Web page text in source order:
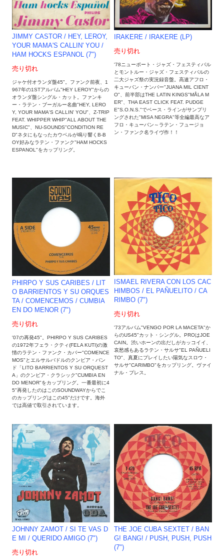
JIMMY CASTOR / HEY, LEROY,
YOUR MAMA'S CALLIN' YOU /
HAM HOCKS ESPANOL (7")
売り切れ
ジャケ付オランダ盤45"。ファンク前夜、1
967年の1STアルバム"HEY LEROY"からの
オランダ盤シングル・カット。ファンキ
ー・ラテン・ブーガルー名曲"HEY, LERO
Y, YOUR MAMA'S CALLIN' YOU"、Z-TRIP
FEAT. WHIPPER WHIP"ALL ABOUT THE
MUSIC"、NU-SOUNDS"CONDITION RE
D"ネタにもなったカウベルが鳴り響くB-B
OY好みなラテン・ファンク"HAM HOCKS
ESPANOL"をカップリング。
IRAKERE / IRAKERE (LP)
売り切れ
'78ニューポート・ジャズ・フェスティバル
とモントルー・ジャズ・フェスティバルの
二大ジャズ祭の実況録音盤。高速アフロ・
キューバン・ナンバー"JUANA MIL CIENT
O"、前半部はTHE LATIN KINGS"MÅLA M
ER"、THA EAST CLICK FEAT. PUDGE
E"S.O.N.S."でベース・ラインがサンプリ
ングされた"MISA NEGRA"等全編最高なア
フロ・キューバン～ラテン・フュージョ
ン・ファンク名ライヴ作！！
PHIRPO Y SUS CARIBES / LIT
O BARRIENTOS Y SU ORQUES
TA / COMENCEMOS / CUMBIA
EN DO MENOR (7")
売り切れ
'07の再発45"。PHIRPO Y SUS CARIBES
の1972年フェラ・クティ(FELA KUTI)の激
情のラテン・ファンク・カバー"COMENCE
MOS"とエルサルバドルのクンビア・バン
ド「LITO BARRIENTOS Y SU ORQUEST
A」のクンビア・クラシック"CUMBIA EN
DO MENOR"をカップリング。一番最初に4
5"再発したのはこのSOUNDWAYからでこ
のカップリングはこの45"だけです。海外
では高値で取引されています。
ISMAEL RIVERA CON LOS CAC
HIMBOS / EL PAÑUELITO / CA
RIMBO (7")
売り切れ
'73アルバム"VENGO POR LA MACETA"か
らのUS45"カット・シングル。PROはJOE
CAIN。渋いホーンの出だしがカッコイイ、
哀愁感もあるラテン・サルサ"EL PAÑUELI
TO"、真夏にプレイしたい陽気なスロウ・
サルサ"CARIMBO"をカップリング。ヴァイ
ナル・プレス。
JOHNNY ZAMOT / SI TE VAS D
E MI / QUERIDO AMIGO (7")
売り切れ
THE JOE CUBA SEXTET / BAN
G! BANG! / PUSH, PUSH, PUSH
(7")